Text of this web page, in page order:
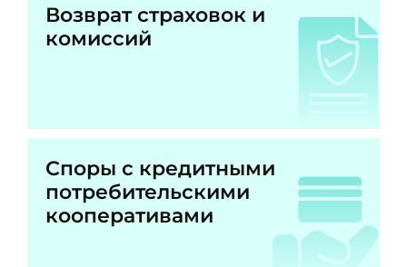
Возврат страховок и
комиссий
Споры с кредитными
потребительскими
кооперативами